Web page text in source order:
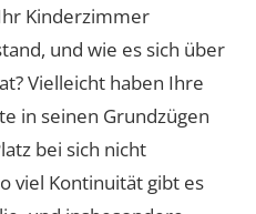
Kinderzimmer
und wie es sich über
Vielleicht haben Ihre
in seinen Grundzügen
bei sich nicht
viel Kontinuität gibt es